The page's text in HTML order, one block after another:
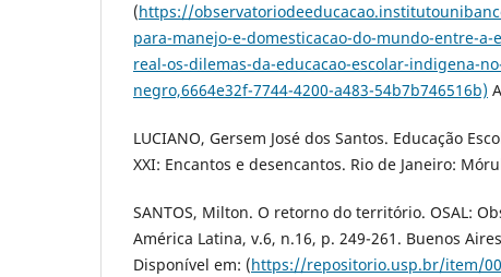
(https://
para-manejo-e-domesticacao-do-mundo-entre-a-
real-os-dilemas-da-educacao-escolar-indigena-
negro,6664e32f-7744-4200-a483-54b7b746516b)
LUCIANO, Gersem José dos Santos. Educação
XXI: Encantos e desencantos. Rio de Janeiro:
SANTOS, Milton. O retorno do território. OSAL:
América Latina, v.6, n.16, p. 249-261. Buenos
Disponível em: (https://repositorio.usp.br/item/